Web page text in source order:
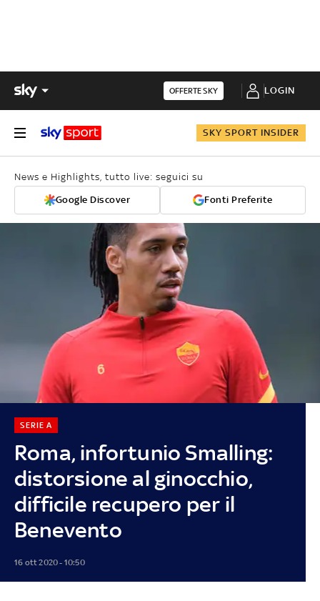
OFFERTE SKY LOGIN
SKY SPORT INSIDER
News e Highlights, tutto live: seguici su
Google Discover Fonti Preferite
Roma, infortunio Smalling:
distorsione al ginocchio,
difficile recupero per il
Benevento
SERIE A
16 ott 2020 - 10:50